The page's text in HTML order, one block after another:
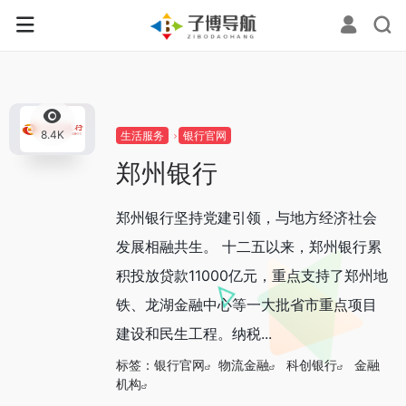
8.4K 生活服务 银行官网
郑州银行
郑州银行坚持党建引领，与地方经济社会
发展相融共生。 十二五以来，郑州银行累
积投放贷款11000亿元，重点支持了郑州地
铁、龙湖金融中心等一大批省市重点项目
建设和民生工程。纳税...
标签： 银行官网 物流金融 科创银行
金融
机构